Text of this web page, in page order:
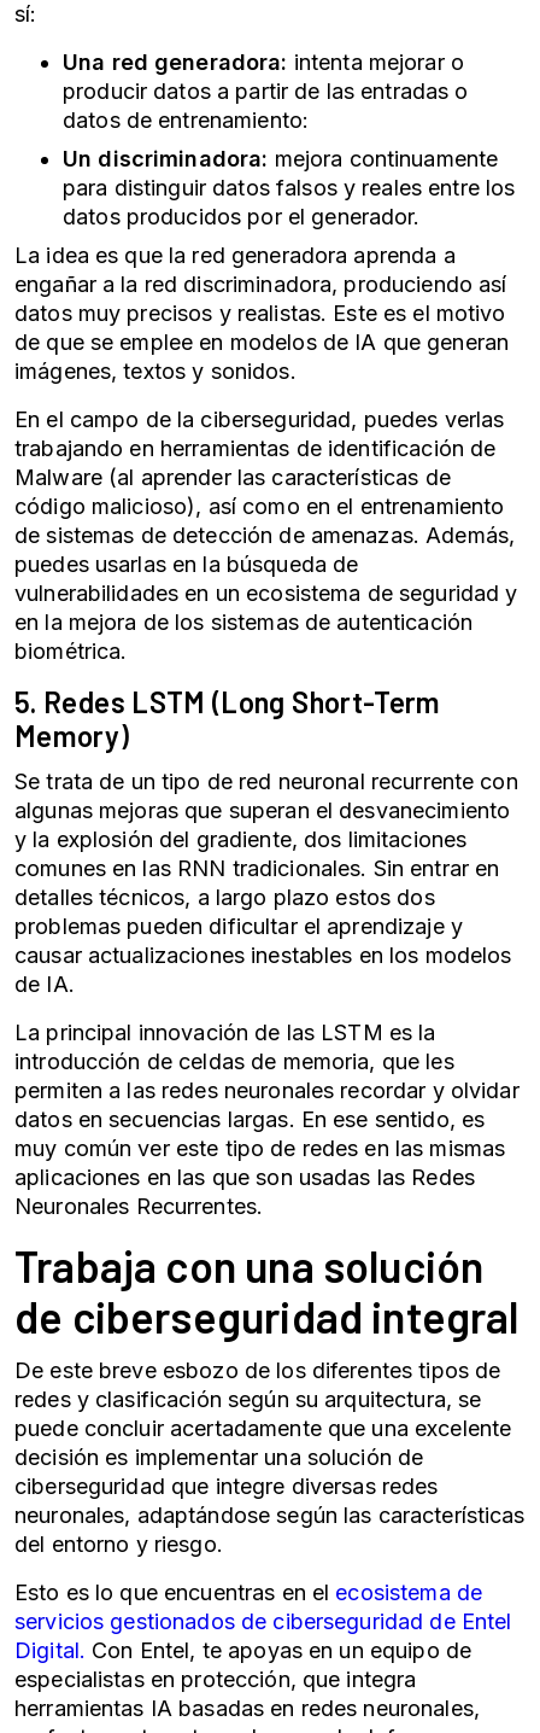
sí:
Una red generadora: intenta mejorar o
producir datos a partir de las entradas o
datos de entrenamiento:
Un discriminadora: mejora continuamente
para distinguir datos falsos y reales entre los
datos producidos por el generador.
La idea es que la red generadora aprenda a
engañar a la red discriminadora, produciendo así
datos muy precisos y realistas. Este es el motivo
de que se emplee en modelos de IA que generan
imágenes, textos y sonidos.
En el campo de la ciberseguridad, puedes verlas
trabajando en herramientas de identificación de
Malware (al aprender las características de
código malicioso), así como en el entrenamiento
de sistemas de detección de amenazas. Además,
puedes usarlas en la búsqueda de
vulnerabilidades en un ecosistema de seguridad y
en la mejora de los sistemas de autenticación
biométrica.
5. Redes LSTM (Long Short-Term
Memory)
Se trata de un tipo de red neuronal recurrente con
algunas mejoras que superan el desvanecimiento
y la explosión del gradiente, dos limitaciones
comunes en las RNN tradicionales. Sin entrar en
detalles técnicos, a largo plazo estos dos
problemas pueden dificultar el aprendizaje y
causar actualizaciones inestables en los modelos
de IA.
La principal innovación de las LSTM es la
introducción de celdas de memoria, que les
permiten a las redes neuronales recordar y olvidar
datos en secuencias largas. En ese sentido, es
muy común ver este tipo de redes en las mismas
aplicaciones en las que son usadas las Redes
Neuronales Recurrentes.
Trabaja con una solución
de ciberseguridad integral
De este breve esbozo de los diferentes tipos de
redes y clasificación según su arquitectura, se
puede concluir acertadamente que una excelente
decisión es implementar una solución de
ciberseguridad que integre diversas redes
neuronales, adaptándose según las características
del entorno y riesgo.
Esto es lo que encuentras en el ecosistema de
servicios gestionados de ciberseguridad de Entel
Digital. Con Entel, te apoyas en un equipo de
especialistas en protección, que integra
herramientas IA basadas en redes neuronales,